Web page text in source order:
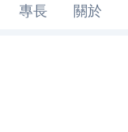
專長 關於